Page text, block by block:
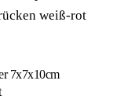
7x7x10cm